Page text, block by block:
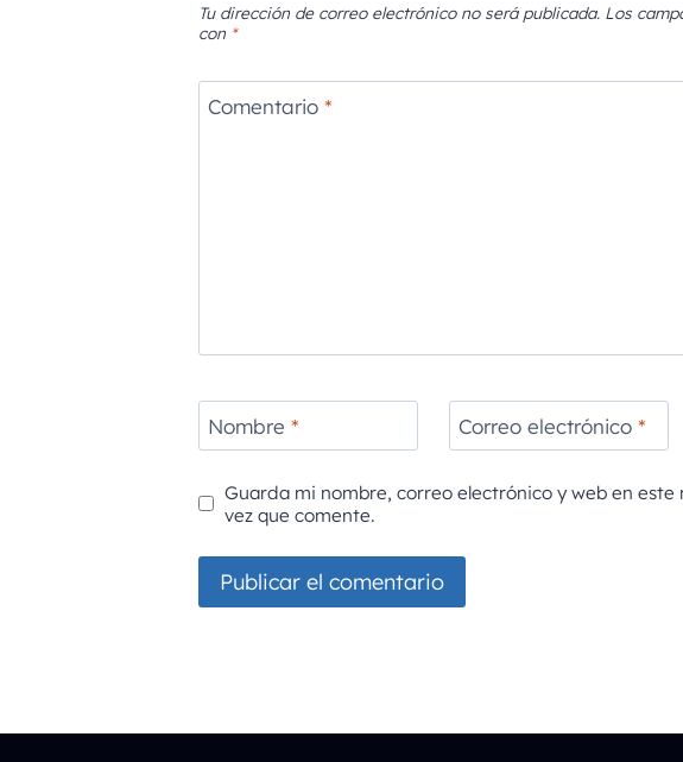
Tu dirección de correo electrónico no será publicada. Los
con *
Comentario *
Nombre * Correo electrónico*
Guarda mi nombre, correo electrónico y web en
vez que comente.